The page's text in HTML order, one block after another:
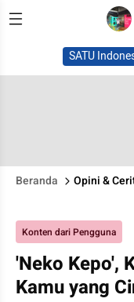
SATU
Beranda Opini &
Konten dari Pengguna
'Neko Kepo',
Kamu yang